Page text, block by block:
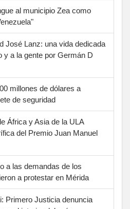
al municipio Zea como
José Lanz: una vida dedicada
y a la gente por Germán D
millones de dólares a
de seguridad
África y Asia de la ULA
del Premio Juan Manuel
a las demandas de los
a protestar en Mérida
Primero Justicia denuncia